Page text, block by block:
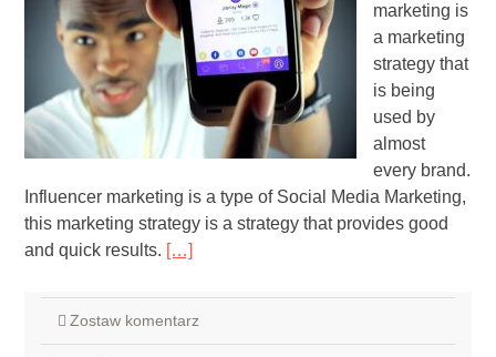
marketing is
a marketing
strategy that
is being
used by
almost
every brand.
Influencer marketing is a type of Social Media Marketing,
this marketing strategy is a strategy that provides good
and quick results. […]
Zostaw komentarz